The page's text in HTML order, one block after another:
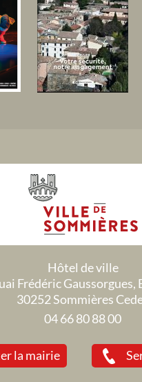
Hôtel de ville
Frédéric Gaussorgues,
30252 Sommières
04 66 80 88 00
la mairie